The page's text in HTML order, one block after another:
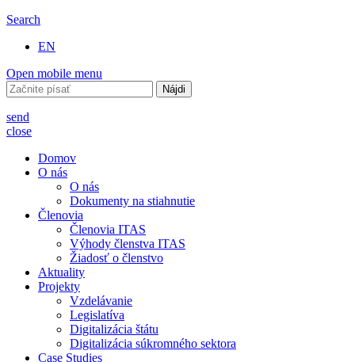
Search
EN
Open mobile menu
Hľadať:
send
close
Domov
O nás
O nás
Dokumenty na stiahnutie
Členovia
Členovia ITAS
Výhody členstva ITAS
Žiadosť o členstvo
Aktuality
Projekty
Vzdelávanie
Legislatíva
Digitalizácia štátu
Digitalizácia súkromného sektora
Case Studies